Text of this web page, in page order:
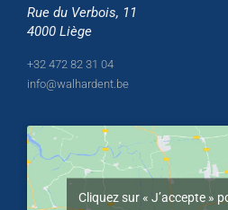
Rue du Verbois, 11
4000 Liège
+32 472 82 31 04
info@walhardent.be
Cliquez sur « J’accepte »